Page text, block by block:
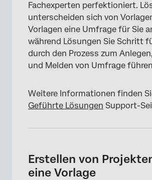
Fachexperten perfektioniert.
unterscheiden sich von
Vorlagen eine Umfrage für Sie
während Lösungen Sie Schritt
durch den Prozess zum
und Melden von Umfrage
Weitere Informationen finden
Geführte Lösungen Support-
Erstellen von
eine Vorlage